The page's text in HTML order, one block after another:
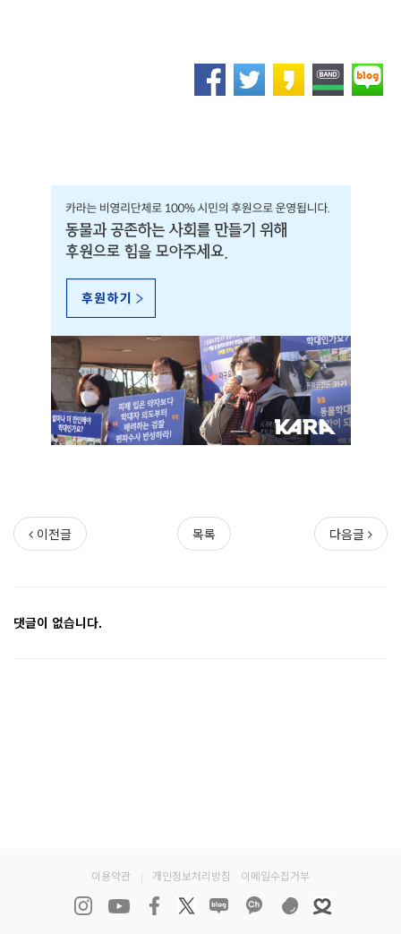
이전글 목록 다음글
댓글이 없습니다.
이용약관 개인정보처리방침 이메일수집거부